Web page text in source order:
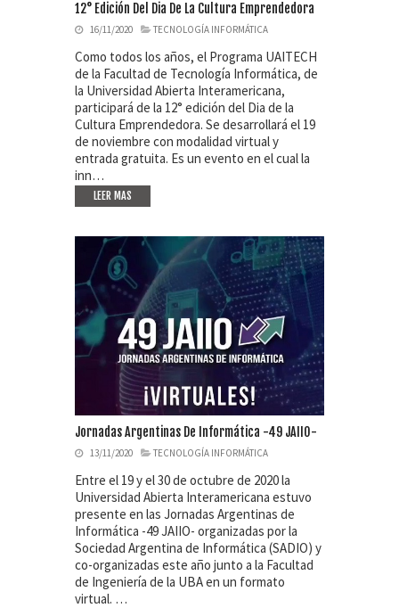
12° Edición Del Dia De La Cultura Emprendedora
16/11/2020 TECNOLOGÍA INFORMÁTICA
Como todos los años, el Programa UAITECH
de la Facultad de Tecnología Informática, de
la Universidad Abierta Interamericana,
participará de la 12° edición del Dia de la
Cultura Emprendedora. Se desarrollará el 19
de noviembre con modalidad virtual y
entrada gratuita. Es un evento en el cual la
inn…
LEER MAS
Jornadas Argentinas De Informática -49 JAIIO-
13/11/2020 TECNOLOGÍA INFORMÁTICA
Entre el 19 y el 30 de octubre de 2020 la
Universidad Abierta Interamericana estuvo
presente en las Jornadas Argentinas de
Informática -49 JAIIO- organizadas por la
Sociedad Argentina de Informática (SADIO) y
co-organizadas este año junto a la Facultad
de Ingeniería de la UBA en un formato
virtual. …